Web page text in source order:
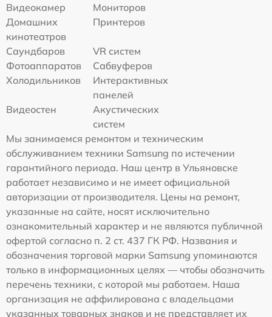
Видеокамер
Мониторов
Домашних
кинотеатров
Принтеров
Саундбаров
VR систем
Фотоаппаратов
Сабвуферов
Холодильников
Интерактивных
панелей
Видеостен
Акустических
систем
Мы занимаемся ремонтом и техническим
обслуживанием техники Samsung по истечении
гарантийного периода. Наш центр в Ульяновске
работает независимо и не имеет официальной
авторизации от производителя. Цены на ремонт,
указанные на сайте, носят исключительно
ознакомительный характер и не являются публичной
офертой согласно п. 2 ст. 437 ГК РФ. Названия и
обозначения торговой марки Samsung упоминаются
только в информационных целях — чтобы обозначить
перечень техники, с которой мы работаем. Наша
организация не аффилирована с владельцами
указанных товарных знаков и не представляет их